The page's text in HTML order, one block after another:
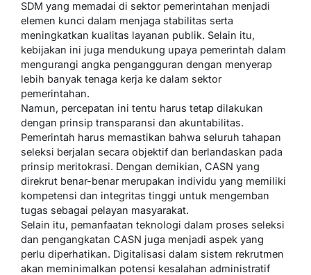
SDM yang memadai di sektor pemerintahan menjadi
elemen kunci dalam menjaga stabilitas serta
meningkatkan kualitas layanan publik. Selain itu,
kebijakan ini juga mendukung upaya pemerintah dalam
mengurangi angka pengangguran dengan menyerap
lebih banyak tenaga kerja ke dalam sektor
pemerintahan.
Namun, percepatan ini tentu harus tetap dilakukan
dengan prinsip transparansi dan akuntabilitas.
Pemerintah harus memastikan bahwa seluruh tahapan
seleksi berjalan secara objektif dan berlandaskan pada
prinsip meritokrasi. Dengan demikian, CASN yang
direkrut benar-benar merupakan individu yang memiliki
kompetensi dan integritas tinggi untuk mengemban
tugas sebagai pelayan masyarakat.
Selain itu, pemanfaatan teknologi dalam proses seleksi
dan pengangkatan CASN juga menjadi aspek yang
perlu diperhatikan. Digitalisasi dalam sistem rekrutmen
akan meminimalkan potensi kesalahan administratif